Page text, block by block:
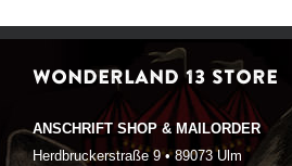
WONDERLAND 13 STORE
ANSCHRIFT SHOP & MAILORDER
Herdbruckerstraße 9 • 89073 Ulm